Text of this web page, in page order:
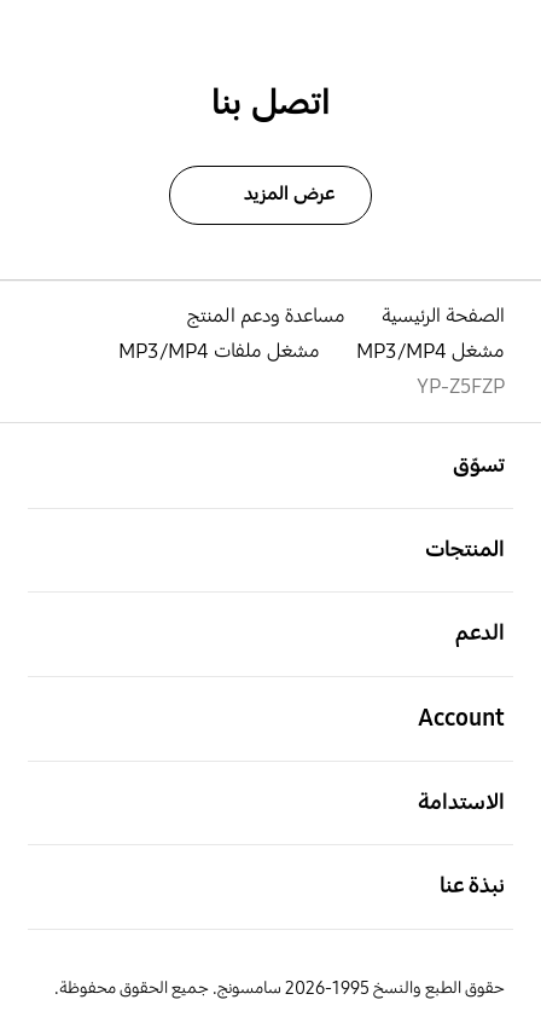
اتصل بنا
عرض المزيد
الصفحة الرئيسية
مساعدة ودعم المنتج
مشغل MP3/MP4
مشغل ملفات MP3/MP4
YP-Z5FZP
تسوّق
المنتجات
الدعم
Account
الاستدامة
نبذة عنا
حقوق الطبع والنسخ 1995-2026 سامسونج. جميع الحقوق محفوظة.